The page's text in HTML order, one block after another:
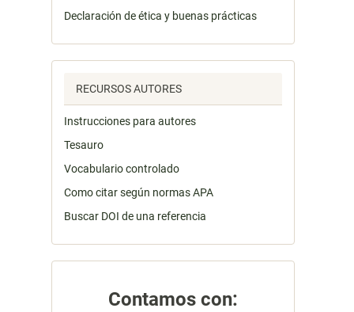
Declaración de ética y buenas prácticas
RECURSOS AUTORES
Instrucciones para autores
Tesauro
Vocabulario controlado
Como citar según normas APA
Buscar DOI de una referencia
Contamos con: